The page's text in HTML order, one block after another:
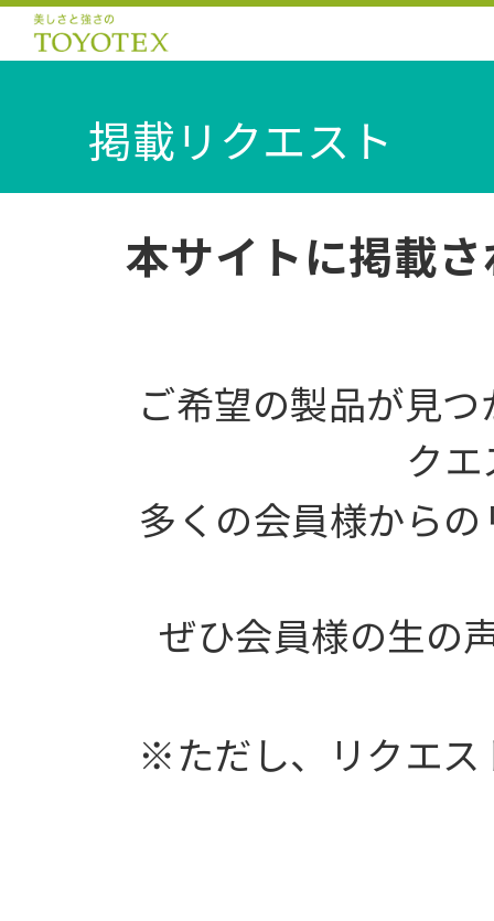
掲載リクエスト
本サイトに掲載
ご希望の製品が見
ク
多くの会員様から
ぜひ会員様の生の
※ただし、リクエス